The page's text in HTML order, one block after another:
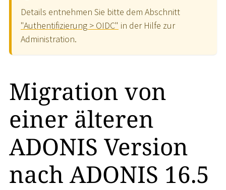
Details entnehmen Sie bitte dem Abschnitt
"Authentifizierung > OIDC" in der Hilfe zur
Administration.
Migration von
einer älteren
ADONIS Version
nach ADONIS 16.5